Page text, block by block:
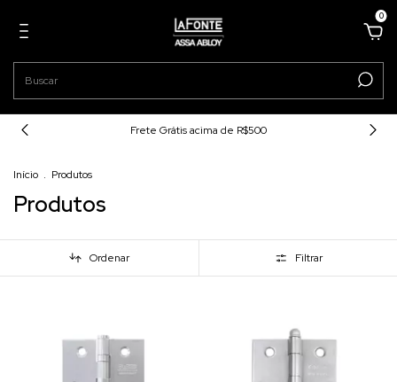
0
Frete Grátis acima de R$500
Início . Produtos
Produtos
Ordenar Filtrar